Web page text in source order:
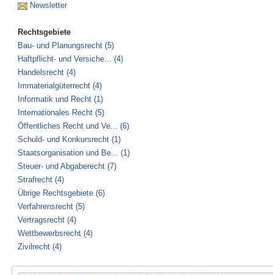
Newsletter
Rechtsgebiete
Bau- und Planungsrecht (5)
Haftpflicht- und Versiche... (4)
Handelsrecht (4)
Immaterialgüterrecht (4)
Informatik und Recht (1)
Internationales Recht (5)
Öffentliches Recht und Ve... (6)
Schuld- und Konkursrecht (1)
Staatsorganisation und Be... (1)
Steuer- und Abgaberecht (7)
Strafrecht (4)
Übrige Rechtsgebiete (6)
Verfahrensrecht (5)
Vertragsrecht (4)
Wettbewerbsrecht (4)
Zivilrecht (4)